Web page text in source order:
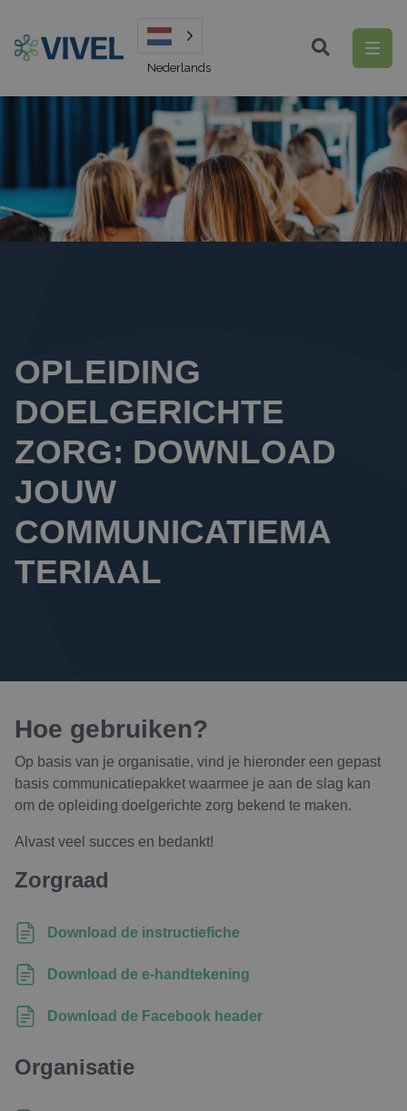
Nederlands
OPLEIDING
DOELGERICHTE
ZORG: DOWNLOAD
JOUW
COMMUNICATIEMA
TERIAAL
Hoe gebruiken?
Op basis van je organisatie, vind je hieronder een gepast
basis communicatiepakket waarmee je aan de slag kan
om de opleiding doelgerichte zorg bekend te maken.
Alvast veel succes en bedankt!
Zorgraad
Download de instructiefiche
Download de e-handtekening
Download de Facebook header
Organisatie